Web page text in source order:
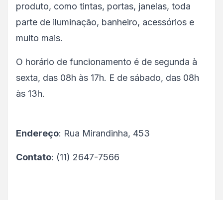
produto, como tintas, portas, janelas, toda
parte de iluminação, banheiro, acessórios e
muito mais.
O horário de funcionamento é de segunda à
sexta, das 08h às 17h. E de sábado, das 08h
às 13h.
Endereço: Rua Mirandinha, 453
Contato: (11) 2647-7566